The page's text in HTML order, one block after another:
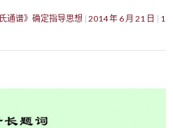
通谱》确定指导思想 2014 年 6 月 21 日
1